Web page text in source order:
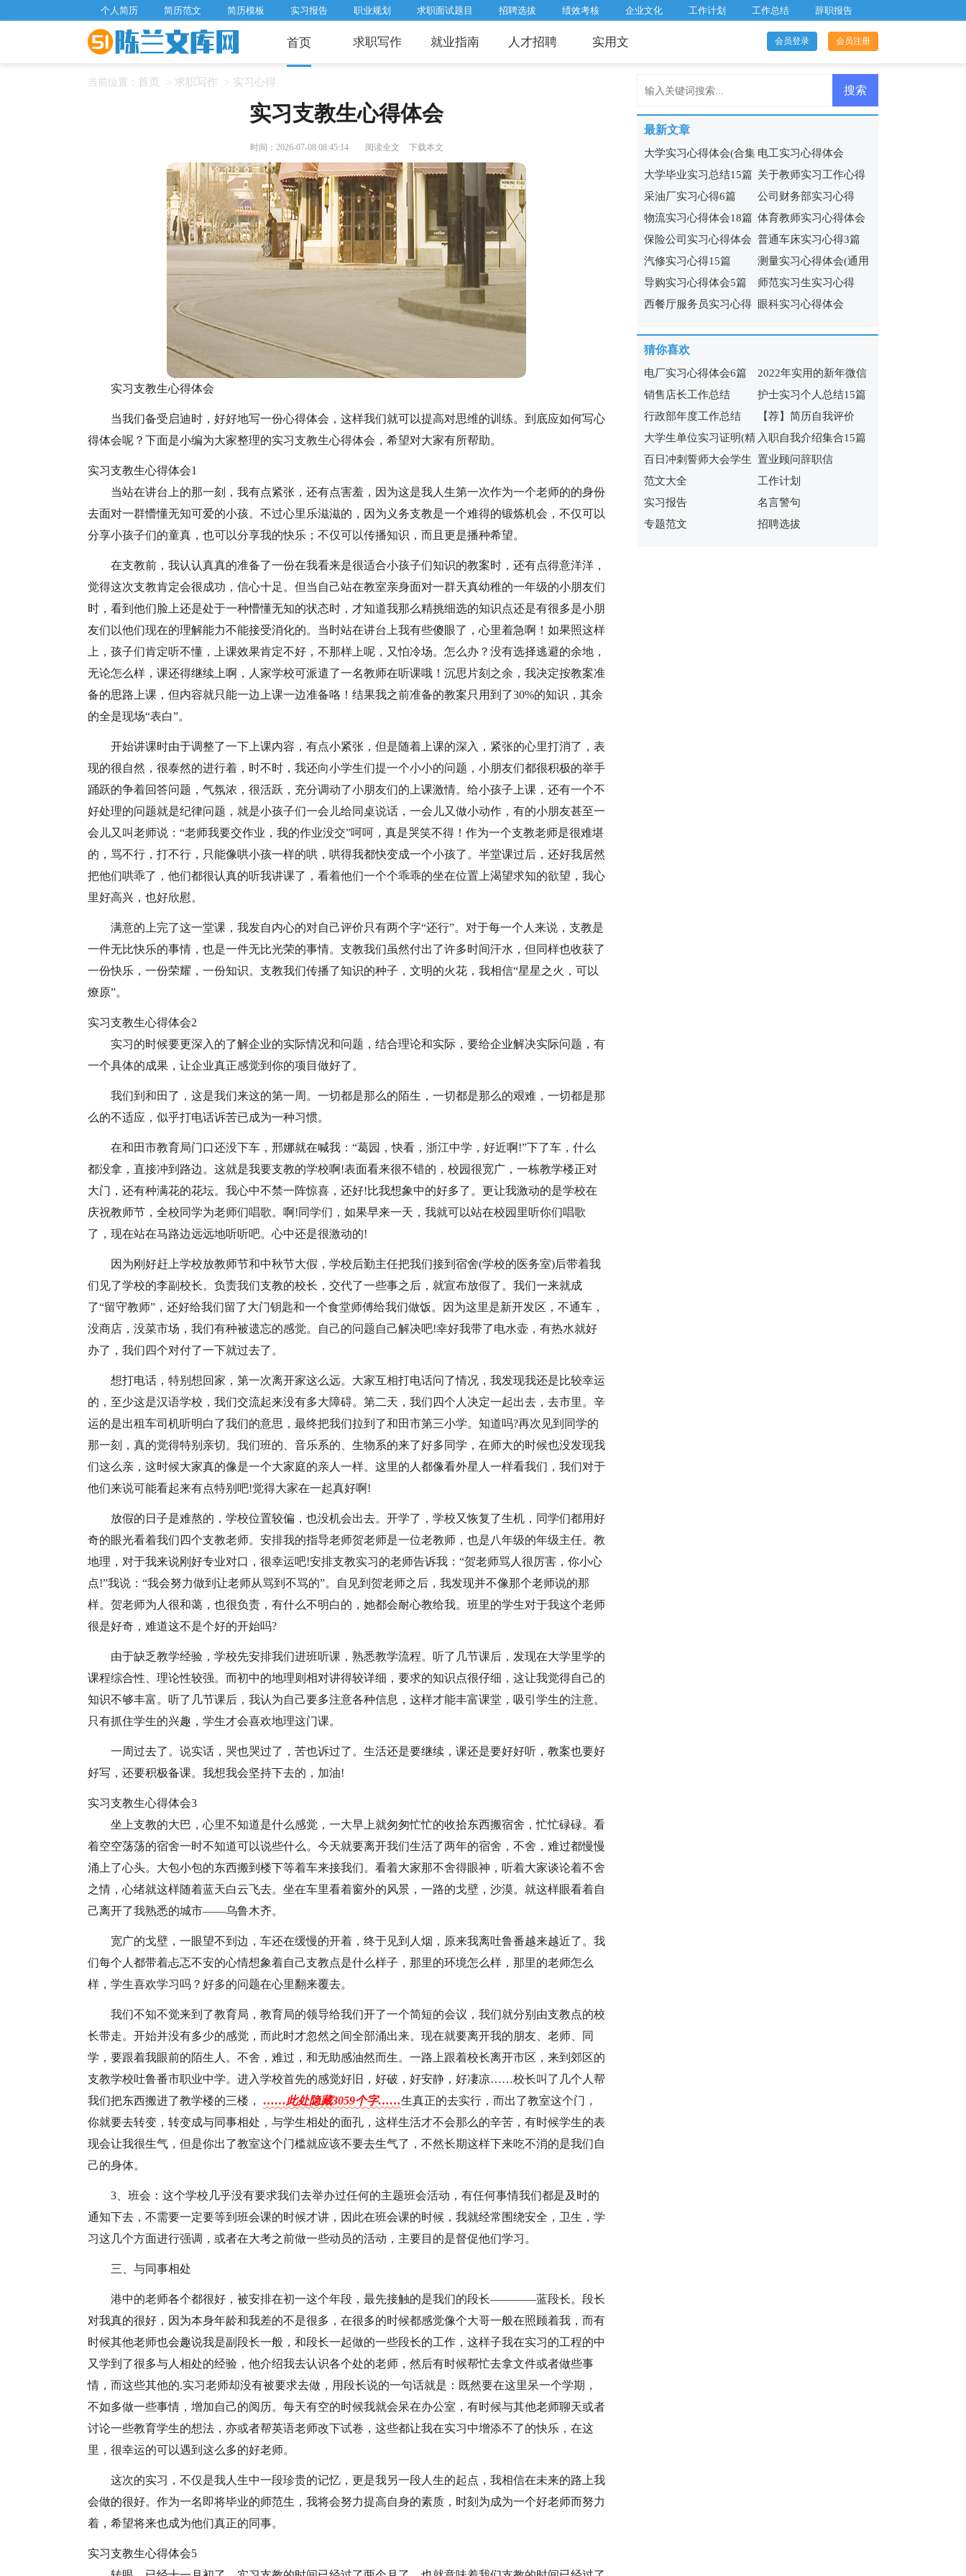
个人简历 简历范文 简历模板 实习报告 职业规划 求职面试题目 招聘选拔 绩效考核 企业文化 工作计划 工作总结 辞职报告
首页 求职写作 就业指南 人才招聘 实用文 会员登录 会员注册
当前位置： 首页 > 求职写作 > 实习心得
实习支教生心得体会
时间：2026-07-08 08:45:14 阅读全文 下载本文
实习支教生心得体会
当我们备受启迪时，好好地写一份心得体会，这样我们就可以提高对思维的训练。到底应如何写心
得体会呢？下面是小编为大家整理的实习支教生心得体会，希望对大家有所帮助。
实习支教生心得体会1
当站在讲台上的那一刻，我有点紧张，还有点害羞，因为这是我人生第一次作为一个老师的的身份
去面对一群懵懂无知可爱的小孩。不过心里乐滋滋的，因为义务支教是一个难得的锻炼机会，不仅可以
分享小孩子们的童真，也可以分享我的快乐；不仅可以传播知识，而且更是播种希望。
在支教前，我认认真真的准备了一份在我看来是很适合小孩子们知识的教案时，还有点得意洋洋，
觉得这次支教肯定会很成功，信心十足。但当自己站在教室亲身面对一群天真幼稚的一年级的小朋友们
时，看到他们脸上还是处于一种懵懂无知的状态时，才知道我那么精挑细选的知识点还是有很多是小朋
友们以他们现在的理解能力不能接受消化的。当时站在讲台上我有些傻眼了，心里着急啊！如果照这样
上，孩子们肯定听不懂，上课效果肯定不好，不那样上呢，又怕冷场。怎么办？没有选择逃避的余地，
无论怎么样，课还得继续上啊，人家学校可派遣了一名教师在听课哦！沉思片刻之余，我决定按教案准
备的思路上课，但内容就只能一边上课一边准备咯！结果我之前准备的教案只用到了30%的知识，其余
的全是现场“表白”。
开始讲课时由于调整了一下上课内容，有点小紧张，但是随着上课的深入，紧张的心里打消了，表
现的很自然，很泰然的进行着，时不时，我还向小学生们提一个小小的问题，小朋友们都很积极的举手
踊跃的争着回答问题，气氛浓，很活跃，充分调动了小朋友们的上课激情。给小孩子上课，还有一个不
好处理的问题就是纪律问题，就是小孩子们一会儿给同桌说话，一会儿又做小动作，有的小朋友甚至一
会儿又叫老师说：“老师我要交作业，我的作业没交”呵呵，真是哭笑不得！作为一个支教老师是很难堪
的，骂不行，打不行，只能像哄小孩一样的哄，哄得我都快变成一个小孩了。半堂课过后，还好我居然
把他们哄乖了，他们都很认真的听我讲课了，看着他们一个个乖乖的坐在位置上渴望求知的欲望，我心
里好高兴，也好欣慰。
满意的上完了这一堂课，我发自内心的对自己评价只有两个字“还行”。对于每一个人来说，支教是
一件无比快乐的事情，也是一件无比光荣的事情。支教我们虽然付出了许多时间汗水，但同样也收获了
一份快乐，一份荣耀，一份知识。支教我们传播了知识的种子，文明的火花，我相信“星星之火，可以
燎原”。
实习支教生心得体会2
实习的时候要更深入的了解企业的实际情况和问题，结合理论和实际，要给企业解决实际问题，有
一个具体的成果，让企业真正感觉到你的项目做好了。
我们到和田了，这是我们来这的第一周。一切都是那么的陌生，一切都是那么的艰难，一切都是那
么的不适应，似乎打电话诉苦已成为一种习惯。
在和田市教育局门口还没下车，邢娜就在喊我：“葛园，快看，浙江中学，好近啊!”下了车，什么
都没拿，直接冲到路边。这就是我要支教的学校啊!表面看来很不错的，校园很宽广，一栋教学楼正对
大门，还有种满花的花坛。我心中不禁一阵惊喜，还好!比我想象中的好多了。更让我激动的是学校在
庆祝教师节，全校同学为老师们唱歌。啊!同学们，如果早来一天，我就可以站在校园里听你们唱歌
了，现在站在马路边远远地听听吧。心中还是很激动的!
因为刚好赶上学校放教师节和中秋节大假，学校后勤主任把我们接到宿舍(学校的医务室)后带着我
们见了学校的李副校长。负责我们支教的校长，交代了一些事之后，就宣布放假了。我们一来就成
了“留守教师”，还好给我们留了大门钥匙和一个食堂师傅给我们做饭。因为这里是新开发区，不通车，
没商店，没菜市场，我们有种被遗忘的感觉。自己的问题自己解决吧!幸好我带了电水壶，有热水就好
办了，我们四个对付了一下就过去了。
想打电话，特别想回家，第一次离开家这么远。大家互相打电话问了情况，我发现我还是比较幸运
的，至少这是汉语学校，我们交流起来没有多大障碍。第二天，我们四个人决定一起出去，去市里。辛
运的是出租车司机听明白了我们的意思，最终把我们拉到了和田市第三小学。知道吗?再次见到同学的
那一刻，真的觉得特别亲切。我们班的、音乐系的、生物系的来了好多同学，在师大的时候也没发现我
们这么亲，这时候大家真的像是一个大家庭的亲人一样。这里的人都像看外星人一样看我们，我们对于
他们来说可能看起来有点特别吧!觉得大家在一起真好啊!
放假的日子是难熬的，学校位置较偏，也没机会出去。开学了，学校又恢复了生机，同学们都用好
奇的眼光看着我们四个支教老师。安排我的指导老师贺老师是一位老教师，也是八年级的年级主任。教
地理，对于我来说刚好专业对口，很幸运吧!安排支教实习的老师告诉我：“贺老师骂人很厉害，你小心
点!”我说：“我会努力做到让老师从骂到不骂的”。自见到贺老师之后，我发现并不像那个老师说的那
样。贺老师为人很和蔼，也很负责，有什么不明白的，她都会耐心教给我。班里的学生对于我这个老师
很是好奇，难道这不是个好的开始吗?
由于缺乏教学经验，学校先安排我们进班听课，熟悉教学流程。听了几节课后，发现在大学里学的
课程综合性、理论性较强。而初中的地理则相对讲得较详细，要求的知识点很仔细，这让我觉得自己的
知识不够丰富。听了几节课后，我认为自己要多注意各种信息，这样才能丰富课堂，吸引学生的注意。
只有抓住学生的兴趣，学生才会喜欢地理这门课。
一周过去了。说实话，哭也哭过了，苦也诉过了。生活还是要继续，课还是要好好听，教案也要好
好写，还要积极备课。我想我会坚持下去的，加油!
实习支教生心得体会3
坐上支教的大巴，心里不知道是什么感觉，一大早上就匆匆忙忙的收拾东西搬宿舍，忙忙碌碌。看
着空空荡荡的宿舍一时不知道可以说些什么。今天就要离开我们生活了两年的宿舍，不舍，难过都慢慢
涌上了心头。大包小包的东西搬到楼下等着车来接我们。看着大家那不舍得眼神，听着大家谈论着不舍
之情，心绪就这样随着蓝天白云飞去。坐在车里看着窗外的风景，一路的戈壁，沙漠。就这样眼看着自
己离开了我熟悉的城市——乌鲁木齐。
宽广的戈壁，一眼望不到边，车还在缓慢的开着，终于见到人烟，原来我离吐鲁番越来越近了。我
们每个人都带着忐忑不安的心情想象着自己支教点是什么样子，那里的环境怎么样，那里的老师怎么
样，学生喜欢学习吗？好多的问题在心里翻来覆去。
我们不知不觉来到了教育局，教育局的领导给我们开了一个简短的会议，我们就分别由支教点的校
长带走。开始并没有多少的感觉，而此时才忽然之间全部涌出来。现在就要离开我的朋友、老师、同
学，要跟着我眼前的陌生人。不舍，难过，和无助感油然而生。一路上跟着校长离开市区，来到郊区的
支教学校吐鲁番市职业中学。进入学校首先的感觉好旧，好破，好安静，好凄凉……校长叫了几个人帮
我们把东西搬进了教学楼的三楼， ……此处隐藏3059个字……生真正的去实行，而出了教室这个门，
你就要去转变，转变成与同事相处，与学生相处的面孔，这样生活才不会那么的辛苦，有时候学生的表
现会让我很生气，但是你出了教室这个门槛就应该不要去生气了，不然长期这样下来吃不消的是我们自
己的身体。
3、班会：这个学校几乎没有要求我们去举办过任何的主题班会活动，有任何事情我们都是及时的
通知下去，不需要一定要等到班会课的时候才讲，因此在班会课的时候，我就经常围绕安全，卫生，学
习这几个方面进行强调，或者在大考之前做一些动员的活动，主要目的是督促他们学习。
三、与同事相处
港中的老师各个都很好，被安排在初一这个年段，最先接触的是我们的段长————蓝段长。段长
对我真的很好，因为本身年龄和我差的不是很多，在很多的时候都感觉像个大哥一般在照顾着我，而有
时候其他老师也会趣说我是副段长一般，和段长一起做的一些段长的工作，这样子我在实习的工程的中
又学到了很多与人相处的经验，他介绍我去认识各个处的老师，然后有时候帮忙去拿文件或者做些事
情，而这些其他的.实习老师却没有被要求去做，用段长说的一句话就是：既然要在这里呆一个学期，
不如多做一些事情，增加自己的阅历。每天有空的时候我就会呆在办公室，有时候与其他老师聊天或者
讨论一些教育学生的想法，亦或者帮英语老师改下试卷，这些都让我在实习中增添不了的快乐，在这
里，很幸运的可以遇到这么多的好老师。
这次的实习，不仅是我人生中一段珍贵的记忆，更是我另一段人生的起点，我相信在未来的路上我
会做的很好。作为一名即将毕业的师范生，我将会努力提高自身的素质，时刻为成为一个好老师而努力
着，希望将来也成为他们真正的同事。
实习支教生心得体会5
最新文章
大学实习心得体会(合集
15篇)
电工实习心得体会
【荐】
大学毕业实习总结15篇 关于教师实习工作心得
采油厂实习心得6篇
公司财务部实习心得
物流实习心得体会18篇 体育教师实习心得体会
12篇
保险公司实习心得体会
(集锦13篇)
普通车床实习心得3篇
汽修实习心得15篇
测量实习心得体会(通用
15篇)
导购实习心得体会5篇
师范实习生实习心得
西餐厅服务员实习心得
眼科实习心得体会
猜你喜欢
电厂实习心得体会6篇
2022年实用的新年微信
祝福语65句
销售店长工作总结
护士实习个人总结15篇
行政部年度工作总结
【荐】简历自我评价
大学生单位实习证明(精
选15篇)
入职自我介绍集合15篇
百日冲刺誓师大会学生
发言稿
置业顾问辞职信
范文大全
工作计划
实习报告
名言警句
专题范文
招聘选拔